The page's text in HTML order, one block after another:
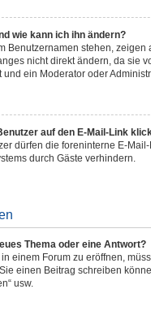
wie kann ich ihn ändern?
Benutzernamen stehen,
nicht direkt ändern, da sie
und ein Moderator oder
auf den E-Mail-Link
dürfen die foreninterne E-
durch Gäste verhindern.
Thema oder eine Antwort?
einem Forum zu eröffnen,
einen Beitrag schreiben
usw.